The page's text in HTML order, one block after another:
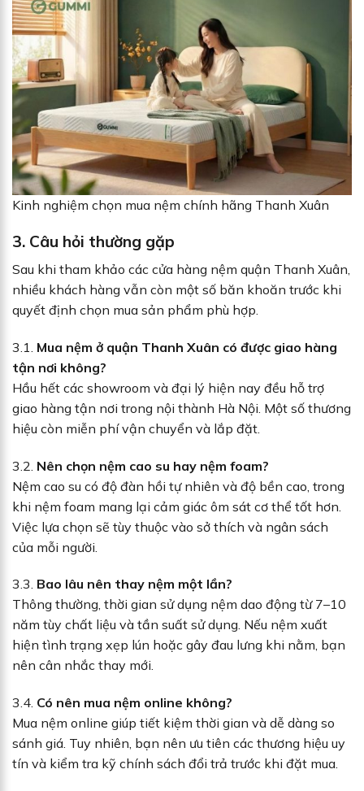
Kinh nghiệm chọn mua nệm chính hãng Thanh Xuân
3. Câu hỏi thường gặp
Sau khi tham khảo các cửa hàng nệm quận Thanh Xuân,
nhiều khách hàng vẫn còn một số băn khoăn trước khi
quyết định chọn mua sản phẩm phù hợp.
3.1. Mua nệm ở quận Thanh Xuân có được giao hàng
tận nơi không?
Hầu hết các showroom và đại lý hiện nay đều hỗ trợ
giao hàng tận nơi trong nội thành Hà Nội. Một số thương
hiệu còn miễn phí vận chuyển và lắp đặt.
3.2. Nên chọn nệm cao su hay nệm foam?
Nệm cao su có độ đàn hồi tự nhiên và độ bền cao, trong
khi nệm foam mang lại cảm giác ôm sát cơ thể tốt hơn.
Việc lựa chọn sẽ tùy thuộc vào sở thích và ngân sách
của mỗi người.
3.3. Bao lâu nên thay nệm một lần?
Thông thường, thời gian sử dụng nệm dao động từ 7–10
năm tùy chất liệu và tần suất sử dụng. Nếu nệm xuất
hiện tình trạng xẹp lún hoặc gây đau lưng khi nằm, bạn
nên cân nhắc thay mới.
3.4. Có nên mua nệm online không?
Mua nệm online giúp tiết kiệm thời gian và dễ dàng so
sánh giá. Tuy nhiên, bạn nên ưu tiên các thương hiệu uy
tín và kiểm tra kỹ chính sách đổi trả trước khi đặt mua.